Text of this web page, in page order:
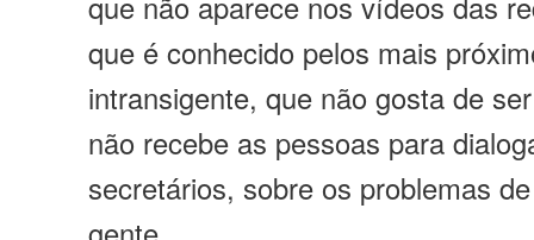
que é conhecido pelos mais
intransigente, que não gosta de
não recebe as pessoas para
secretários, sobre os problemas